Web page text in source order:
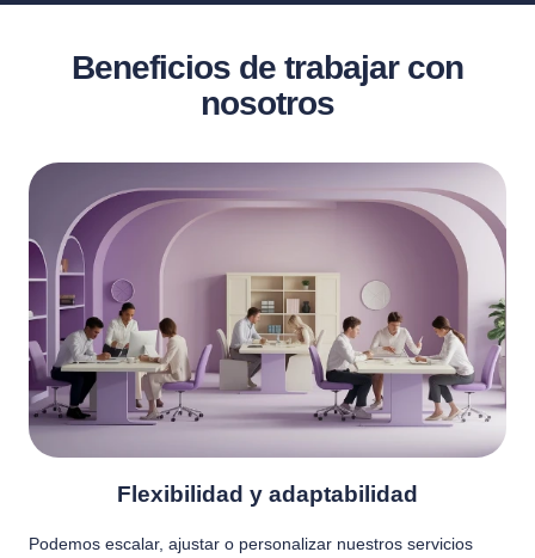
Beneficios de trabajar con
nosotros
Flexibilidad y adaptabilidad
Podemos escalar, ajustar o personalizar nuestros servicios